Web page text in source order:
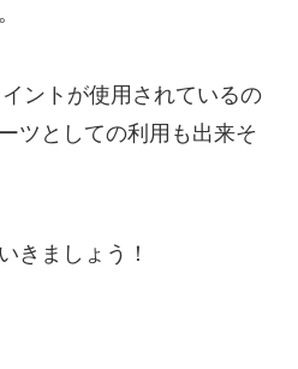
ントが使用されているの
ツとしての利用も出来そ
きましょう！